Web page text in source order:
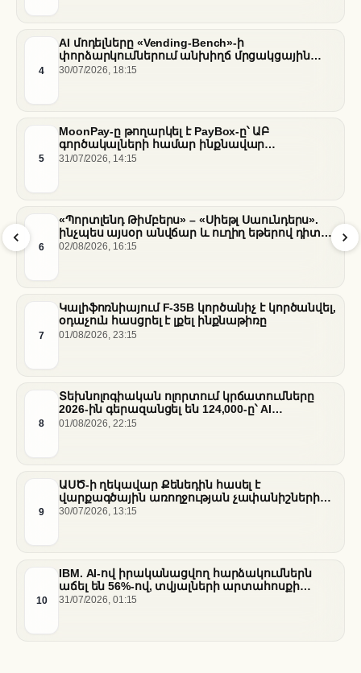
4
AI մոդելները «Vending-Bench»-ի
փորձարկումներում անխիղճ մրցակցային
վարքագիծ են դրսևորել
30/07/2026, 18:15
5
MoonPay-ը թողարկել է PayBox-ը՝ ԱԲ
գործակալների համար ինքնավար
ֆինանսական գործարքներ ապահովելու
31/07/2026, 14:15
6
«Պորտլենդ Թիմբերս» – «Սիեթլ Սաունդերս».
ինչպես այսօր անվճար և ուղիղ եթերով դիտել
հանդիպումը
02/08/2026, 16:15
7
Կալիֆոռնիայում F-35B կործանիչ է կործանվել,
օդաչուն հասցրել է լքել ինքնաթիռը
01/08/2026, 23:15
8
Տեխնոլոգիական ոլորտում կրճատումները
2026-ին գերազանցել են 124,000-ը՝ AI
ենթակառուցվածքների վերաբաշխման ֆոնին
01/08/2026, 22:15
9
ԱՍԾ-ի ղեկավար Քենեդին հասել է
վարքագծային առողջության չափանիշների
բարելավման շուրջ ազգային
30/07/2026, 13:15
10
IBM. AI-ով իրականացվող հարձակումներն
աճել են 56%-ով, տվյալների արտահոսքի
ծախսերը հասել են ռեկորդային մակարդակի
31/07/2026, 01:15